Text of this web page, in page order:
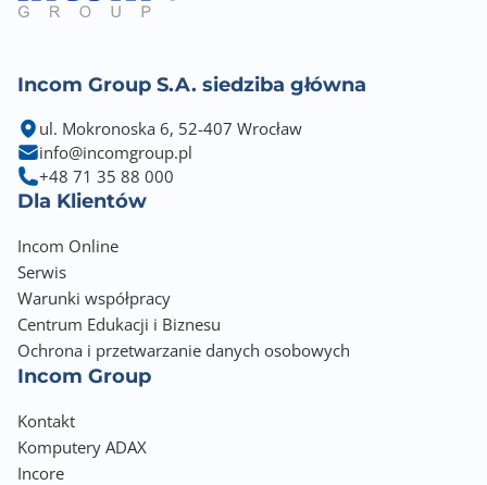
1024.00
600 dpi
Rozdzielczość optyczna skanera - dodatkowa
600 dpi
Zakres zmniejszenia
Zakres powiększenia
400 %
Telefon
Nie
Fax
Nie
Incom Group S.A. siedziba główna
ul. Mokronoska 6, 52-407 Wrocław
info@incomgroup.pl
+48 71 35 88 000
Dla Klientów
Incom Online
Serwis
Warunki współpracy
Centrum Edukacji i Biznesu
Ochrona i przetwarzanie danych osobowych
Incom Group
Kontakt
Komputery ADAX
Incore